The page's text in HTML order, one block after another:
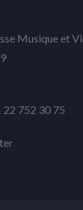
Musique et
22 752 30 75